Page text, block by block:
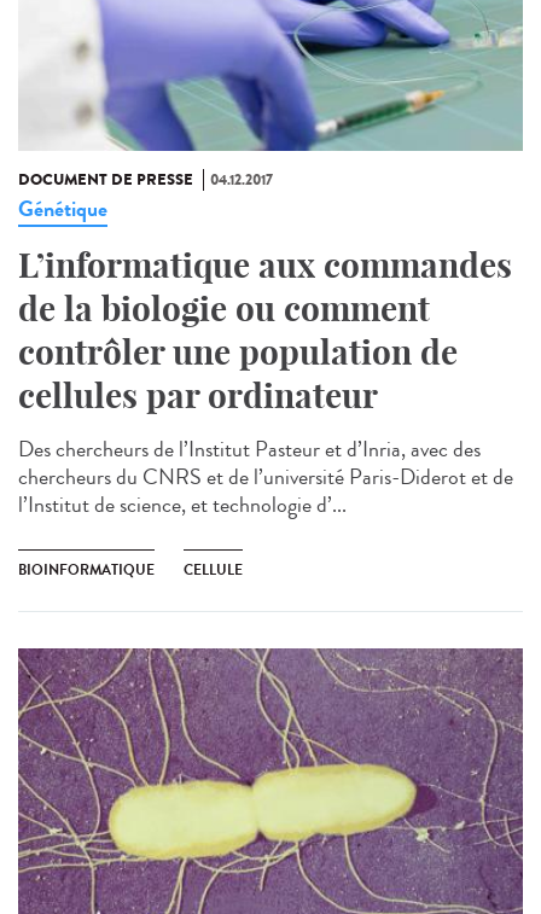
DOCUMENT DE PRESSE 04.12.2017
Génétique
L’informatique aux commandes
de la biologie ou comment
contrôler une population de
cellules par ordinateur
Des chercheurs de l’Institut Pasteur et d’Inria, avec des
chercheurs du CNRS et de l’université Paris-Diderot et de
l’Institut de science, et technologie d’...
BIOINFORMATIQUE CELLULE